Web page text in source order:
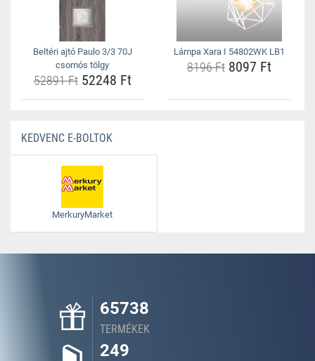
Beltéri ajtó Paulo 3/3 70J
csomós tölgy
52891 Ft52248 Ft
Lámpa Xara I 54802WK LB1
8196 Ft 8097 Ft
KEDVENC E-BOLTOK
MerkuryMarket
65738
TERMÉKEK
249